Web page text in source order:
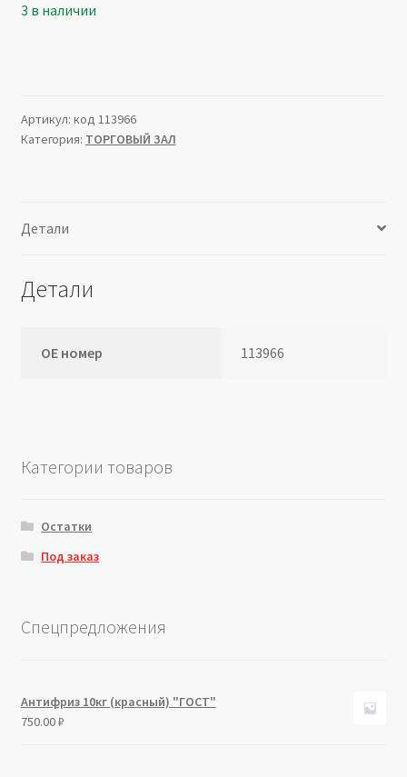
3 в наличии
Артикул: код 113966
Категория: ТОРГОВЫЙ ЗАЛ
Детали
Детали
ОЕ номер 113966
Категории товаров
Остатки
Под заказ
Спецпредложения
Антифриз 10кг (красный) "ГОСТ"
750.00₽